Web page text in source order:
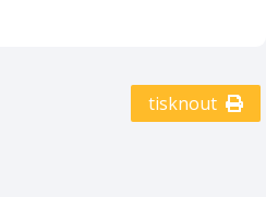
tisknout